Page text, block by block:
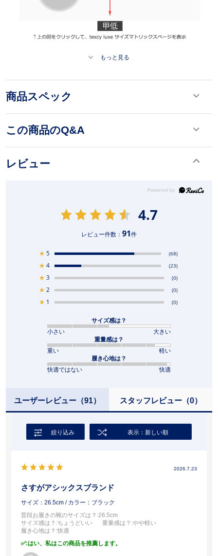
もっと見る
商品スペック
この商品のQ&A
レビュー
4.7
レビュー件数： 91件
★ 5 (68)
★ 4 (23)
★ 3 (0)
★ 2 (0)
★ 1 (0)
サイズ感は？
小さい
大きい
重量感は？
重い
軽い
履き心地は？
快適ではない
快適
ユーザーレビュー（91） スタッフレビュー（0）
絞り込み 表示：新しい順
2026.7.23
さすがアシックスブランド
サイズ：26.5cm / カラー：ブラック
普段お履きの靴のサイズは？ :26.5cm
サイズ感は？ :ちょうどいい 重量感は？ :やや軽い
履き心地は？ :快適
:はい、私はこの商品を推薦します。